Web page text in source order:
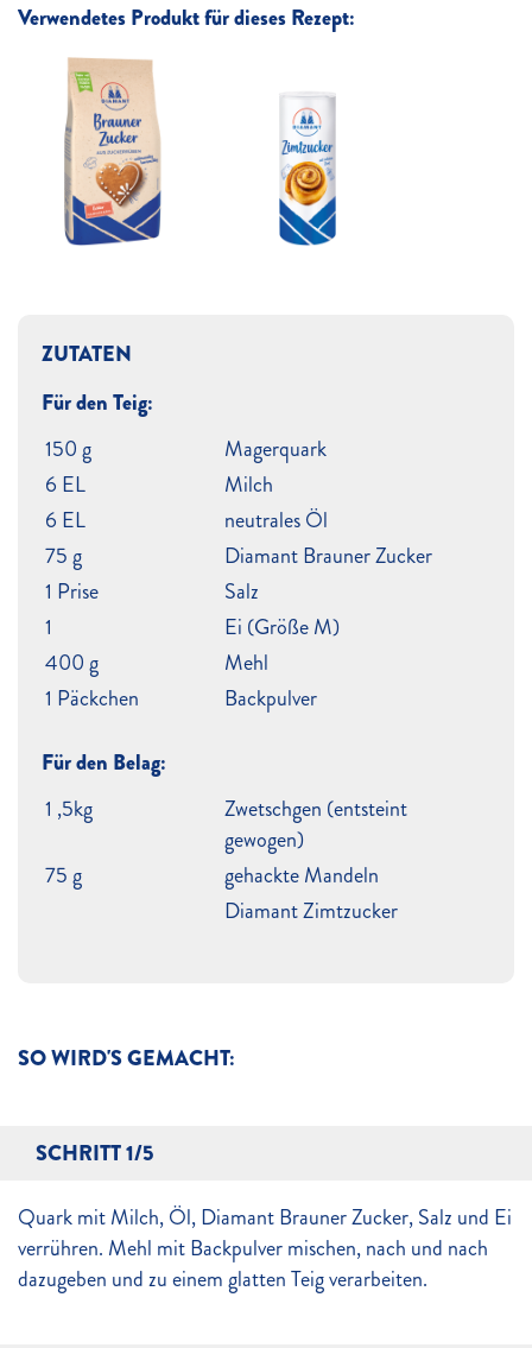
Verwendetes Produkt für dieses Rezept:
SO WIRD'S GEMACHT:
SCHRITT 1/5
Quark mit Milch, Öl, Diamant Brauner Zucker, Salz und Ei
verrühren. Mehl mit Backpulver mischen, nach und nach
dazugeben und zu einem glatten Teig verarbeiten.
ZUTATEN
Für den Teig:
150 g
Magerquark
6 EL
Milch
6 EL
neutrales Öl
75 g
Diamant Brauner Zucker
1 Prise
Salz
1
Ei (Größe M)
400 g
Mehl
1 Päckchen
Backpulver
Für den Belag:
1 ,5kg
Zwetschgen (entsteint
gewogen)
75 g
gehackte Mandeln
Diamant Zimtzucker